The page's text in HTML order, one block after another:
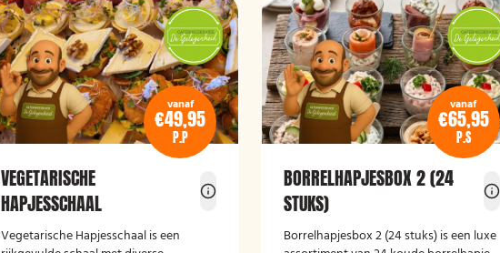
vanaf
€49,95
P.P
VEGETARISCHE
HAPJESSCHAAL
Vegetarische Hapjesschaalis een
vanaf
€65,95
P.S
BORRELHAPJESBOX 2 (24
STUKS)
Borrelhapjesbox 2 (24 stuks) is een luxe